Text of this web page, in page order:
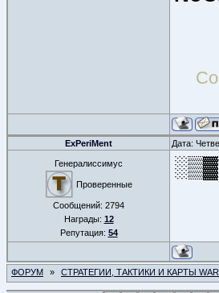
ExPeriMent Дата:
Генералиссимус
Проверенные
Сообщений: 2794
Награды: 12
Репутация: 54
ФОРУМ » СТРАТЕГИИ, ТАКТИКИ И КАРТЫ